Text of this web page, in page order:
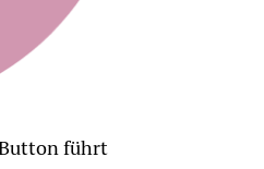
Button führt